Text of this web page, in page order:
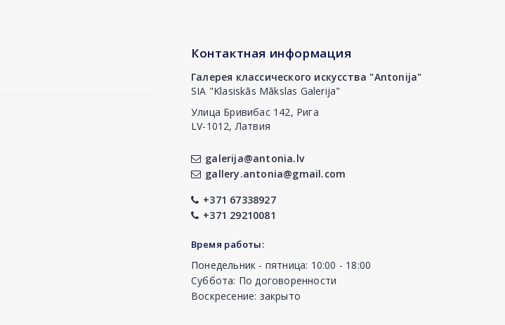
Контактная информация
Галерея классического искусства "Antonija"
SIA "Klasiskās Mākslas Galerija"
Улица Бривибас 142, Рига
LV-1012, Латвия
galerija@antonia.lv
gallery.antonia@gmail.com
+371 67338927
+371 29210081
Время работы:
Понедельник - пятница: 10:00 - 18:00
Суббота: По договоренности
Воскресение: закрыто